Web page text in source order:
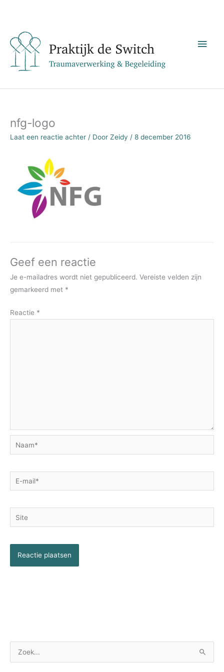
inhoud
nfg-logo
Laat een reactie achter / Door Zeidy / 8 december 2016
Geef een reactie
Je e-mailadres wordt niet gepubliceerd. Vereiste velden zijn
gemarkeerd met *
Reactie *
Naam*
E-
mail*
Site